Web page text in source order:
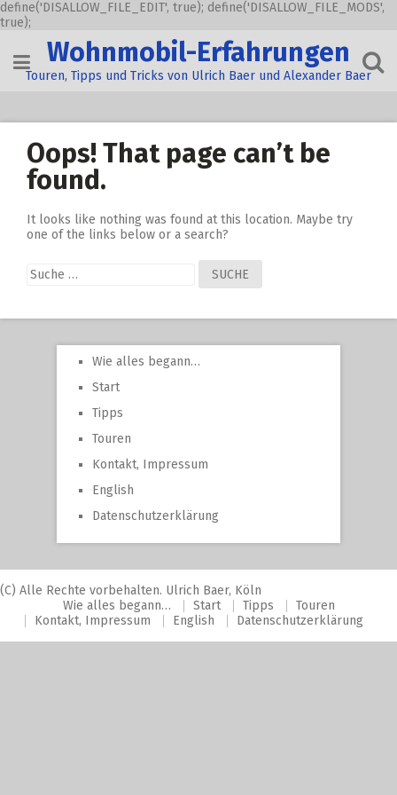
define('DISALLOW_FILE_EDIT', true); define('DISALLOW_FILE_MODS',
true);
content
Wohnmobil-Erfahrungen
Touren, Tipps und Tricks von Ulrich Baer und Alexander Baer
Oops! That page can’t be
found.
It looks like nothing was found at this location. Maybe try
one of the links below or a search?
Suche
nach:
Wie alles begann…
Start
Tipps
Touren
Kontakt, Impressum
English
Datenschutzerklärung
(C) Alle Rechte vorbehalten. Ulrich Baer, Köln
Wie alles begann…
Start Tipps
Touren
Kontakt, Impressum
English Datenschutzerklärung